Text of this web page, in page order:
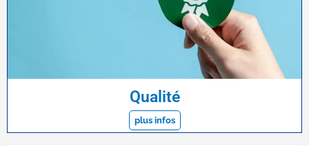
Qualité
plus infos